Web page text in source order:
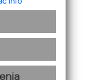
cookies